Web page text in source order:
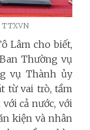
TTXVN
Lâm cho biết,
Thường vụ
vụ Thành ủy
từ vai trò, tầm
cả nước, với
kiện và nhân